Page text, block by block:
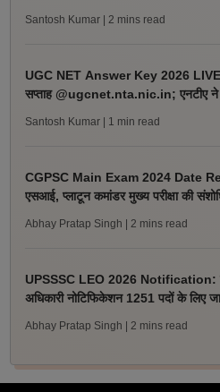
Santosh Kumar | 2 mins read
UGC NET Answer Key 2026
सप्ताह @ugcnet.nta.nic.in; एनटीए ने
Santosh Kumar | 1 min read
CGPSC Main Exam 2024 Date
एसआई, प्लाटून कमांडर मुख्य परीक्षा की
Abhay Pratap Singh | 2 mins read
UPSSSC LEO 2026 Notification:
अधिकारी नोटिफिकेशन 1251 पदों के लिए
Abhay Pratap Singh | 2 mins read